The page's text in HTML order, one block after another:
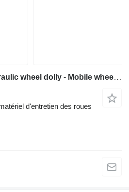
TyreON TL600HF hydraulic wheel dolly - Mobile wheel lifter for truck ty
d'entretien des roues